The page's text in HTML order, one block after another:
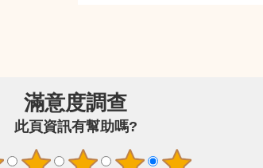
滿意度調查
此頁資訊有幫助嗎?